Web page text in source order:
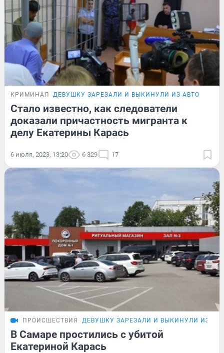
КРИМИНАЛ ДЕВУШКУ ЗАРЕЗАЛИ И ВЫКИНУЛИ ИЗ АВТО
Стало известно, как следователи
доказали причастность мигранта к
делу Екатерины Карась
6 июля, 2023, 13:20 6 329 17
ПРОИСШЕСТВИЯ ДЕВУШКУ ЗАРЕЗАЛИ И ВЫКИНУЛИ ИЗ
В Самаре простились с убитой
Екатериной Карась